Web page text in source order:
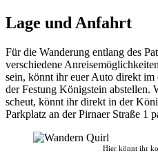
Lage und Anfahrt
Für die Wanderung entlang des
verschiedene
sein, könnt ihr euer Auto direkt im
der Festung Königstein abstellen.
scheut, könnt ihr direkt in der
Parkplatz an der Pirnaer Straße 1
Hier könnt ihr